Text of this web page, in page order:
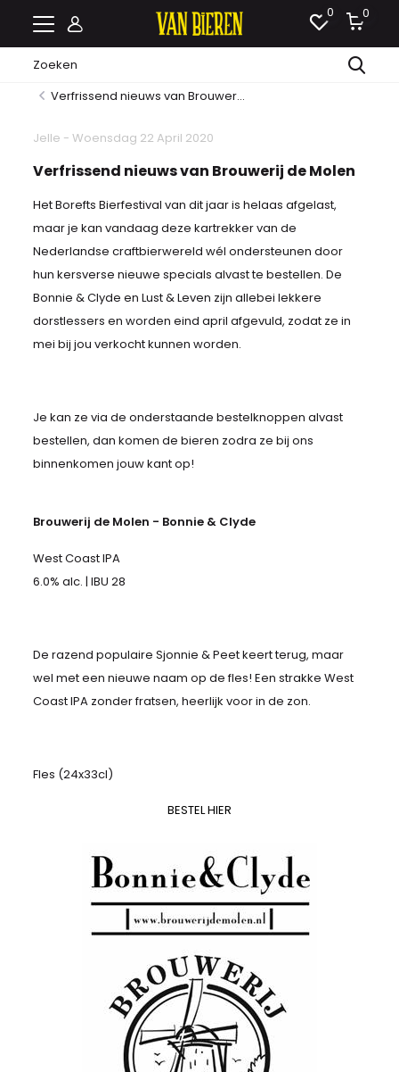
0 0
Verfrissend nieuws van Brouwer...
Jelle - Woensdag 22 April 2020
Verfrissend nieuws van Brouwerij de Molen
Het Borefts Bierfestival van dit jaar is helaas afgelast,
maar je kan vandaag deze kartrekker van de
Nederlandse craftbierwereld wél ondersteunen door
hun kersverse nieuwe specials alvast te bestellen. De
Bonnie & Clyde en Lust & Leven zijn allebei lekkere
dorstlessers en worden eind april afgevuld, zodat ze in
mei bij jou verkocht kunnen worden.
Je kan ze via de onderstaande bestelknoppen alvast
bestellen, dan komen de bieren zodra ze bij ons
binnenkomen jouw kant op!
Brouwerij de Molen - Bonnie & Clyde
West Coast IPA
6.0% alc. | IBU 28
De razend populaire Sjonnie & Peet keert terug, maar
wel met een nieuwe naam op de fles! Een strakke West
Coast IPA zonder fratsen, heerlijk voor in de zon.
Fles (24x33cl)
BESTEL HIER